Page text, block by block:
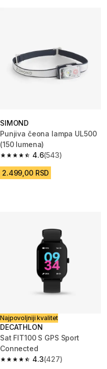
SIMOND
Punjiva čeona lampa UL500
(150 lumena)
4.6
4.6 od 5 zvezdica from 543
(543)
2.499,00 RSD
Najpovoljniji kvalitet
DECATHLON
Sat FIT100 S GPS Sport
Connected
4.3
4.3 od 5 zvezdica from 427
(427)